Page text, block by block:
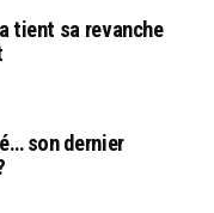
tient sa revanche
son dernier